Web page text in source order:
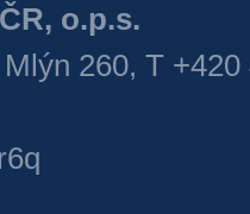
o.p.s.
260, T +420